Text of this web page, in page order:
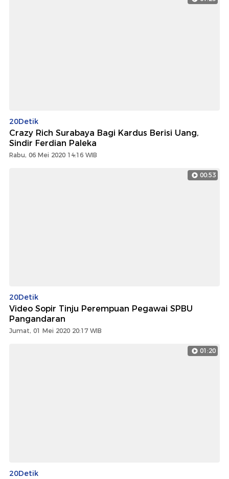
20Detik
Crazy Rich Surabaya Bagi Kardus Berisi Uang,
Sindir Ferdian Paleka
Rabu, 06 Mei 2020 14:16 WIB
00:53
20Detik
Video Sopir Tinju Perempuan Pegawai SPBU
Pangandaran
Jumat, 01 Mei 2020 20:17 WIB
01:20
20Detik